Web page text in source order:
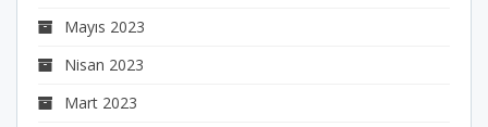
Mayıs 2023
Nisan 2023
Mart 2023